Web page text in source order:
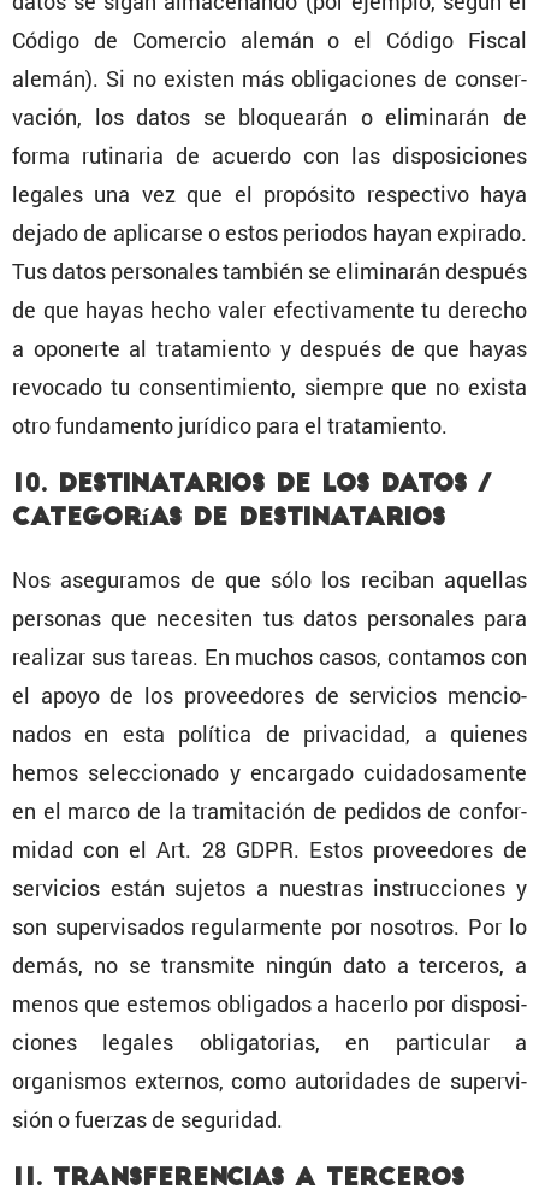
Código de Comercio alemán o el Código Fiscal
alemán). Si no existen más obliga­ciones de conser­
va­ción, los datos se bloquearán o elimi­narán de
forma rutinaria de acuerdo con las dispo­si­ciones
legales una vez que el propó­sito respec­tivo haya
dejado de aplicarse o estos periodos hayan expirado.
Tus datos perso­nales también se elimi­narán después
de que hayas hecho valer efecti­va­mente tu derecho
a oponerte al trata­miento y después de que hayas
revocado tu consen­ti­miento, siempre que no exista
otro funda­mento jurídico para el tratamiento.
10. Desti­na­ta­rios de los datos /
catego­rías de destinatarios
Nos asegu­ramos de que sólo los reciban aquellas
personas que necesiten tus datos perso­nales para
realizar sus tareas. En muchos casos, contamos con
el apoyo de los provee­dores de servi­cios mencio­
nados en esta política de priva­cidad, a quienes
hemos selec­cio­nado y encar­gado cuida­do­sa­mente
en el marco de la trami­ta­ción de pedidos de confor­
midad con el Art. 28 GDPR. Estos provee­dores de
servi­cios están sujetos a nuestras instruc­ciones y
son super­vi­sados regular­mente por nosotros. Por lo
demás, no se trans­mite ningún dato a terceros, a
menos que estemos obligados a hacerlo por dispo­si­
ciones legales obliga­to­rias, en parti­cular a
organismos externos, como autori­dades de super­vi­
sión o fuerzas de seguridad.
11. Trans­fe­ren­cias a terceros